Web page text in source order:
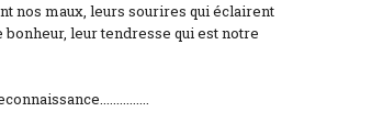
nos maux, leurs sourires qui éclairent
leur tendresse qui est notre